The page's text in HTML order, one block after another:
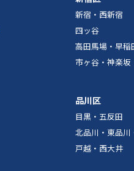
新宿・西新宿
四ッ谷
高田馬場・早稲
市ヶ谷・神楽坂
品川区
目黒・五反田
北品川・東品
戸越・西大井